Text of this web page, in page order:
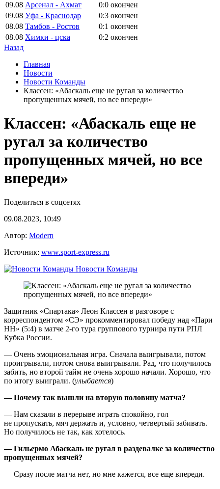
09.08 Арсенал - Ахмат 0:0 окончен
09.08 Уфа - Краснодар 0:3 окончен
08.08 Тамбов - Ростов 0:1 окончен
08.08 Химки - цска 0:2 окончен
Назад
Главная
Новости
Новости Команды
Классен: «Абаскаль еще не ругал за количество
пропущенных мячей, но все впереди»
Классен: «Абаскаль еще не
ругал за количество
пропущенных мячей, но все
впереди»
Поделиться в соцсетях
09.08.2023, 10:49
Автор: Modern
Источник: www.sport-express.ru
Новости Команды
Защитник «Спартака» Леон Классен в разговоре с
корреспондентом «СЭ» прокомментировал победу над «Пари
НН» (5:4) в матче 2-го тура группового турнира пути РПЛ
Кубка России.
— Очень эмоциональная игра. Сначала выигрывали, потом
проигрывали, потом снова выигрывали. Рад, что получилось
забить, но второй тайм не очень хорошо начали. Хорошо, что
по итогу выиграли. (улыбается)
— Почему так вышли на вторую половину матча?
— Нам сказали в перерыве играть спокойно, гол
не пропускать, мяч держать и, условно, четвертый забивать.
Но получилось не так, как хотелось.
— Гильермо Абаскаль не ругал в раздевалке за количество
пропущенных мячей?
— Сразу после матча нет, но мне кажется, все еще впереди.